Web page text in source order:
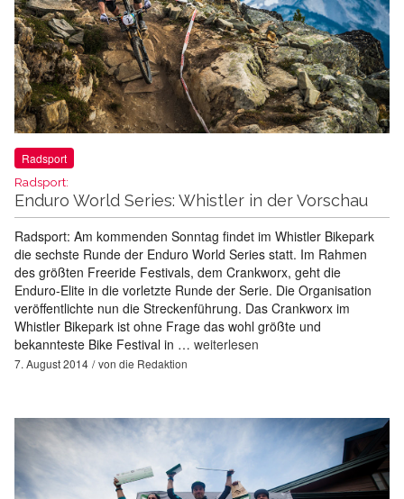
Radsport
Radsport:
Enduro World Series: Whistler in der Vorschau
Radsport: Am kommenden Sonntag findet im Whistler Bikepark
die sechste Runde der Enduro World Series statt. Im Rahmen
des größten Freeride Festivals, dem Crankworx, geht die
Enduro-Elite in die vorletzte Runde der Serie. Die Organisation
veröffentlichte nun die Streckenführung. Das Crankworx im
Whistler Bikepark ist ohne Frage das wohl größte und
bekannteste Bike Festival in … weiterlesen
7. August 2014 von die Redaktion